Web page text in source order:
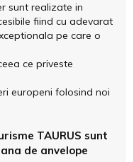
sunt realizate in
fiind cu adevarat
pe care o
ce priveste
europeni folosind noi
TAURUS sunt
de anvelope